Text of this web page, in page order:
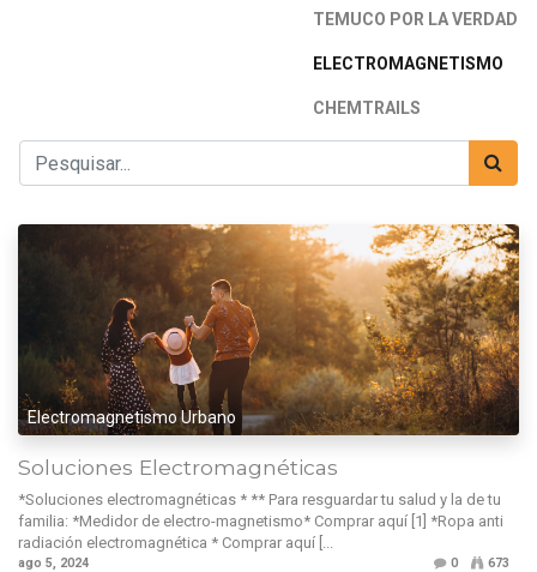
TEMUCO POR LA VERDAD
ELECTROMAGNETISMO
CHEMTRAILS
Electromagnetismo Urbano
Soluciones Electromagnéticas
*Soluciones electromagnéticas * ** Para resguardar tu salud y la de tu
familia: *Medidor de electro-magnetismo* Comprar aquí [1] *Ropa anti
radiación electromagnética * Comprar aquí [...
ago 5, 2024 0 673